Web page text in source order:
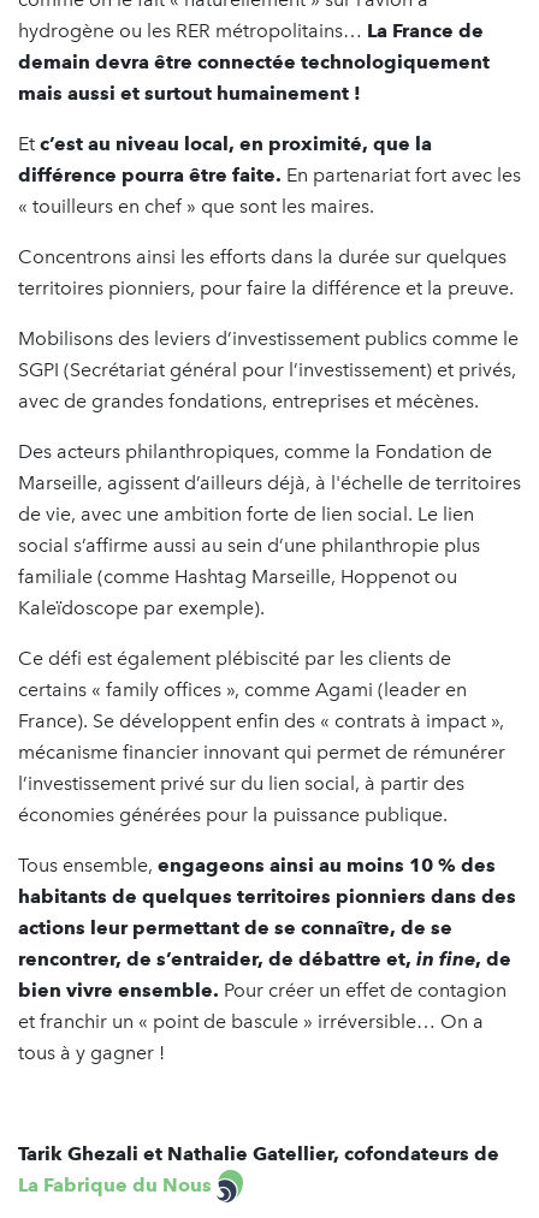
hydrogène ou les RER métropolitains… La France de
demain devra être connectée technologiquement
mais aussi et surtout humainement !
Et c’est au niveau local, en proximité, que la
différence pourra être faite. En partenariat fort avec les
« touilleurs en chef » que sont les maires.
Concentrons ainsi les efforts dans la durée sur quelques
territoires pionniers, pour faire la différence et la preuve.
Mobilisons des leviers d’investissement publics comme le
SGPI (Secrétariat général pour l’investissement) et privés,
avec de grandes fondations, entreprises et mécènes.
Des acteurs philanthropiques, comme la Fondation de
Marseille, agissent d’ailleurs déjà, à l'échelle de territoires
de vie, avec une ambition forte de lien social. Le lien
social s’affirme aussi au sein d’une philanthropie plus
familiale (comme Hashtag Marseille, Hoppenot ou
Kaleïdoscope par exemple).
Ce défi est également plébiscité par les clients de
certains « family offices », comme Agami (leader en
France). Se développent enfin des « contrats à impact »,
mécanisme financier innovant qui permet de rémunérer
l’investissement privé sur du lien social, à partir des
économies générées pour la puissance publique.
Tous ensemble, engageons ainsi au moins 10 % des
habitants de quelques territoires pionniers dans des
actions leur permettant de se connaître, de se
rencontrer, de s’entraider, de débattre et, in fine, de
bien vivre ensemble. Pour créer un effet de contagion
et franchir un « point de bascule » irréversible… On a
tous à y gagner !
Tarik Ghezali et Nathalie Gatellier, cofondateurs de
La Fabrique du Nous